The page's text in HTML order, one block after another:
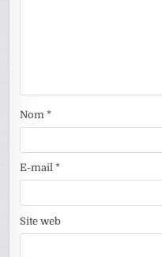
Nom*
E-mail*
Site web